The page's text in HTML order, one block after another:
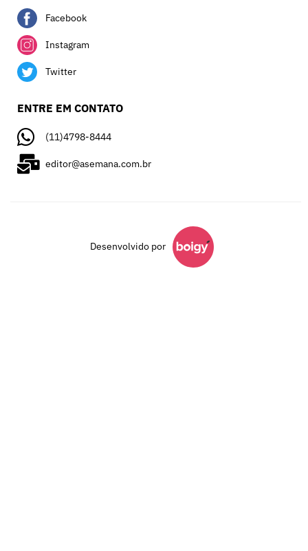
Facebook
Instagram
Twitter
ENTRE EM CONTATO
(11)4798-8444
editor@asemana.com.br
Desenvolvido por